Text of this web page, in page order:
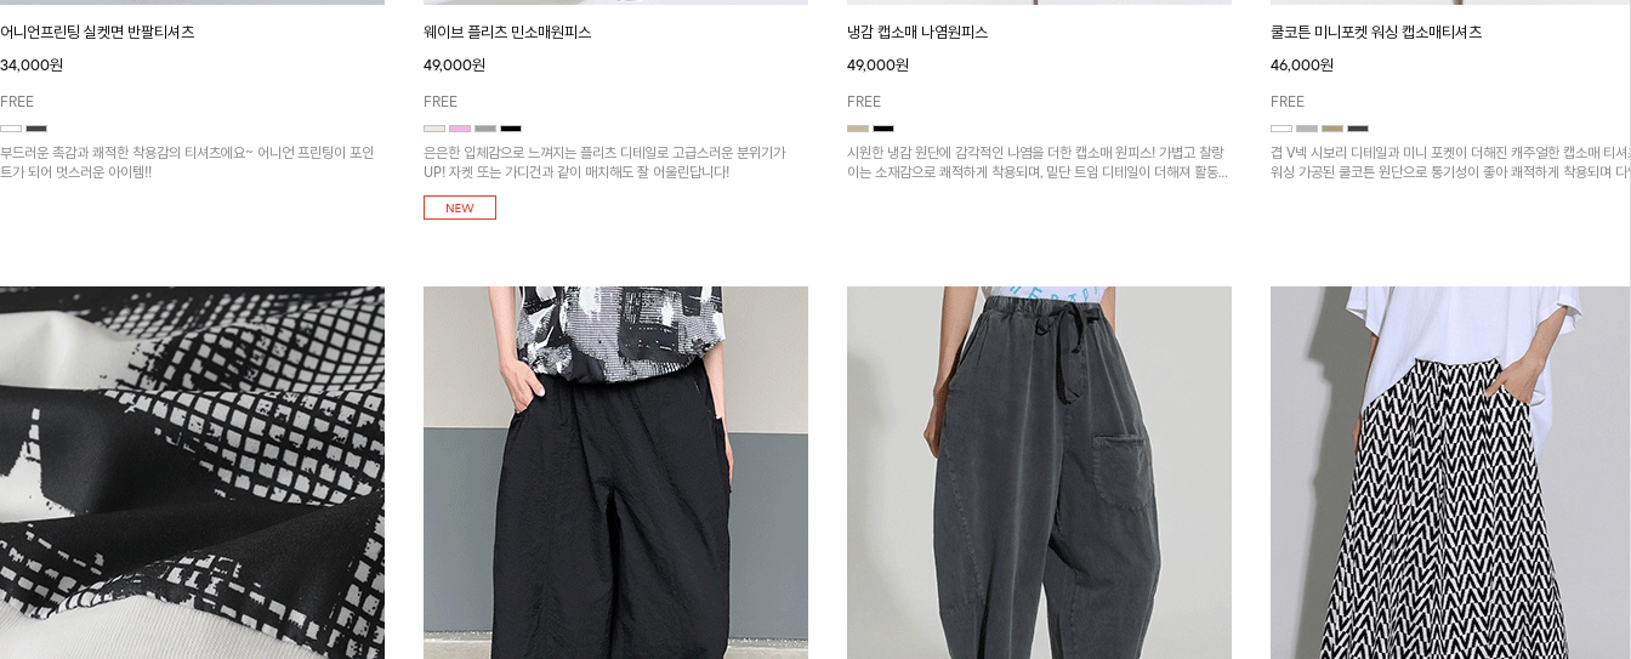
어니언프린팅 실켓면 반팔티셔츠
34,000원
FREE
부드러운 촉감과 쾌적한 착용감의 티셔츠에요~ 어니언 프린팅이 포인
트가 되어 멋스러운 아이템!!
웨이브 플리츠 민소매원피스
49,000원
FREE
은은한 입체감으로 느껴지는 플리츠 디테일로 고급스러운 분위기가
UP! 자켓 또는 가디건과 같이 매치해도 잘 어울린답니다!
냉감 캡소매 나염원피스
49,000원
FREE
시원한 냉감 원단에 감각적인 나염을 더한 캡소매 원피스! 가볍고 찰랑
이는 소재감으로 쾌적하게 착용되며, 밑단 트임 디테일이 더해져 활동성
쿨코튼 미니포켓 워싱 캡소매티셔츠
46,000원
FREE
겹 V넥 시보리 디테일과 미니 포켓이 더해진 캐주얼한 캡소매 티셔
워싱 가공된 쿨코튼 원단으로 통기성이 좋아 쾌적하게 착용되며 다